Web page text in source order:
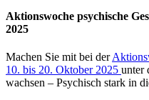
Aktionswoche psychische
2025
Machen Sie mit bei der
10. bis 20. Oktober 2025 unter
wachsen – Psychisch stark in